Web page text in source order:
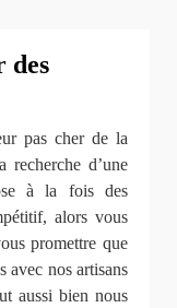
des
pas cher de la
d’une
à la fois des
alors vous
promettre que
avec nos artisans
aussi bien nous